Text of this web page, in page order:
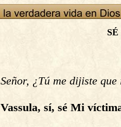
Señor, ¿Tú me dijiste
Vassula, sí, sé Mi